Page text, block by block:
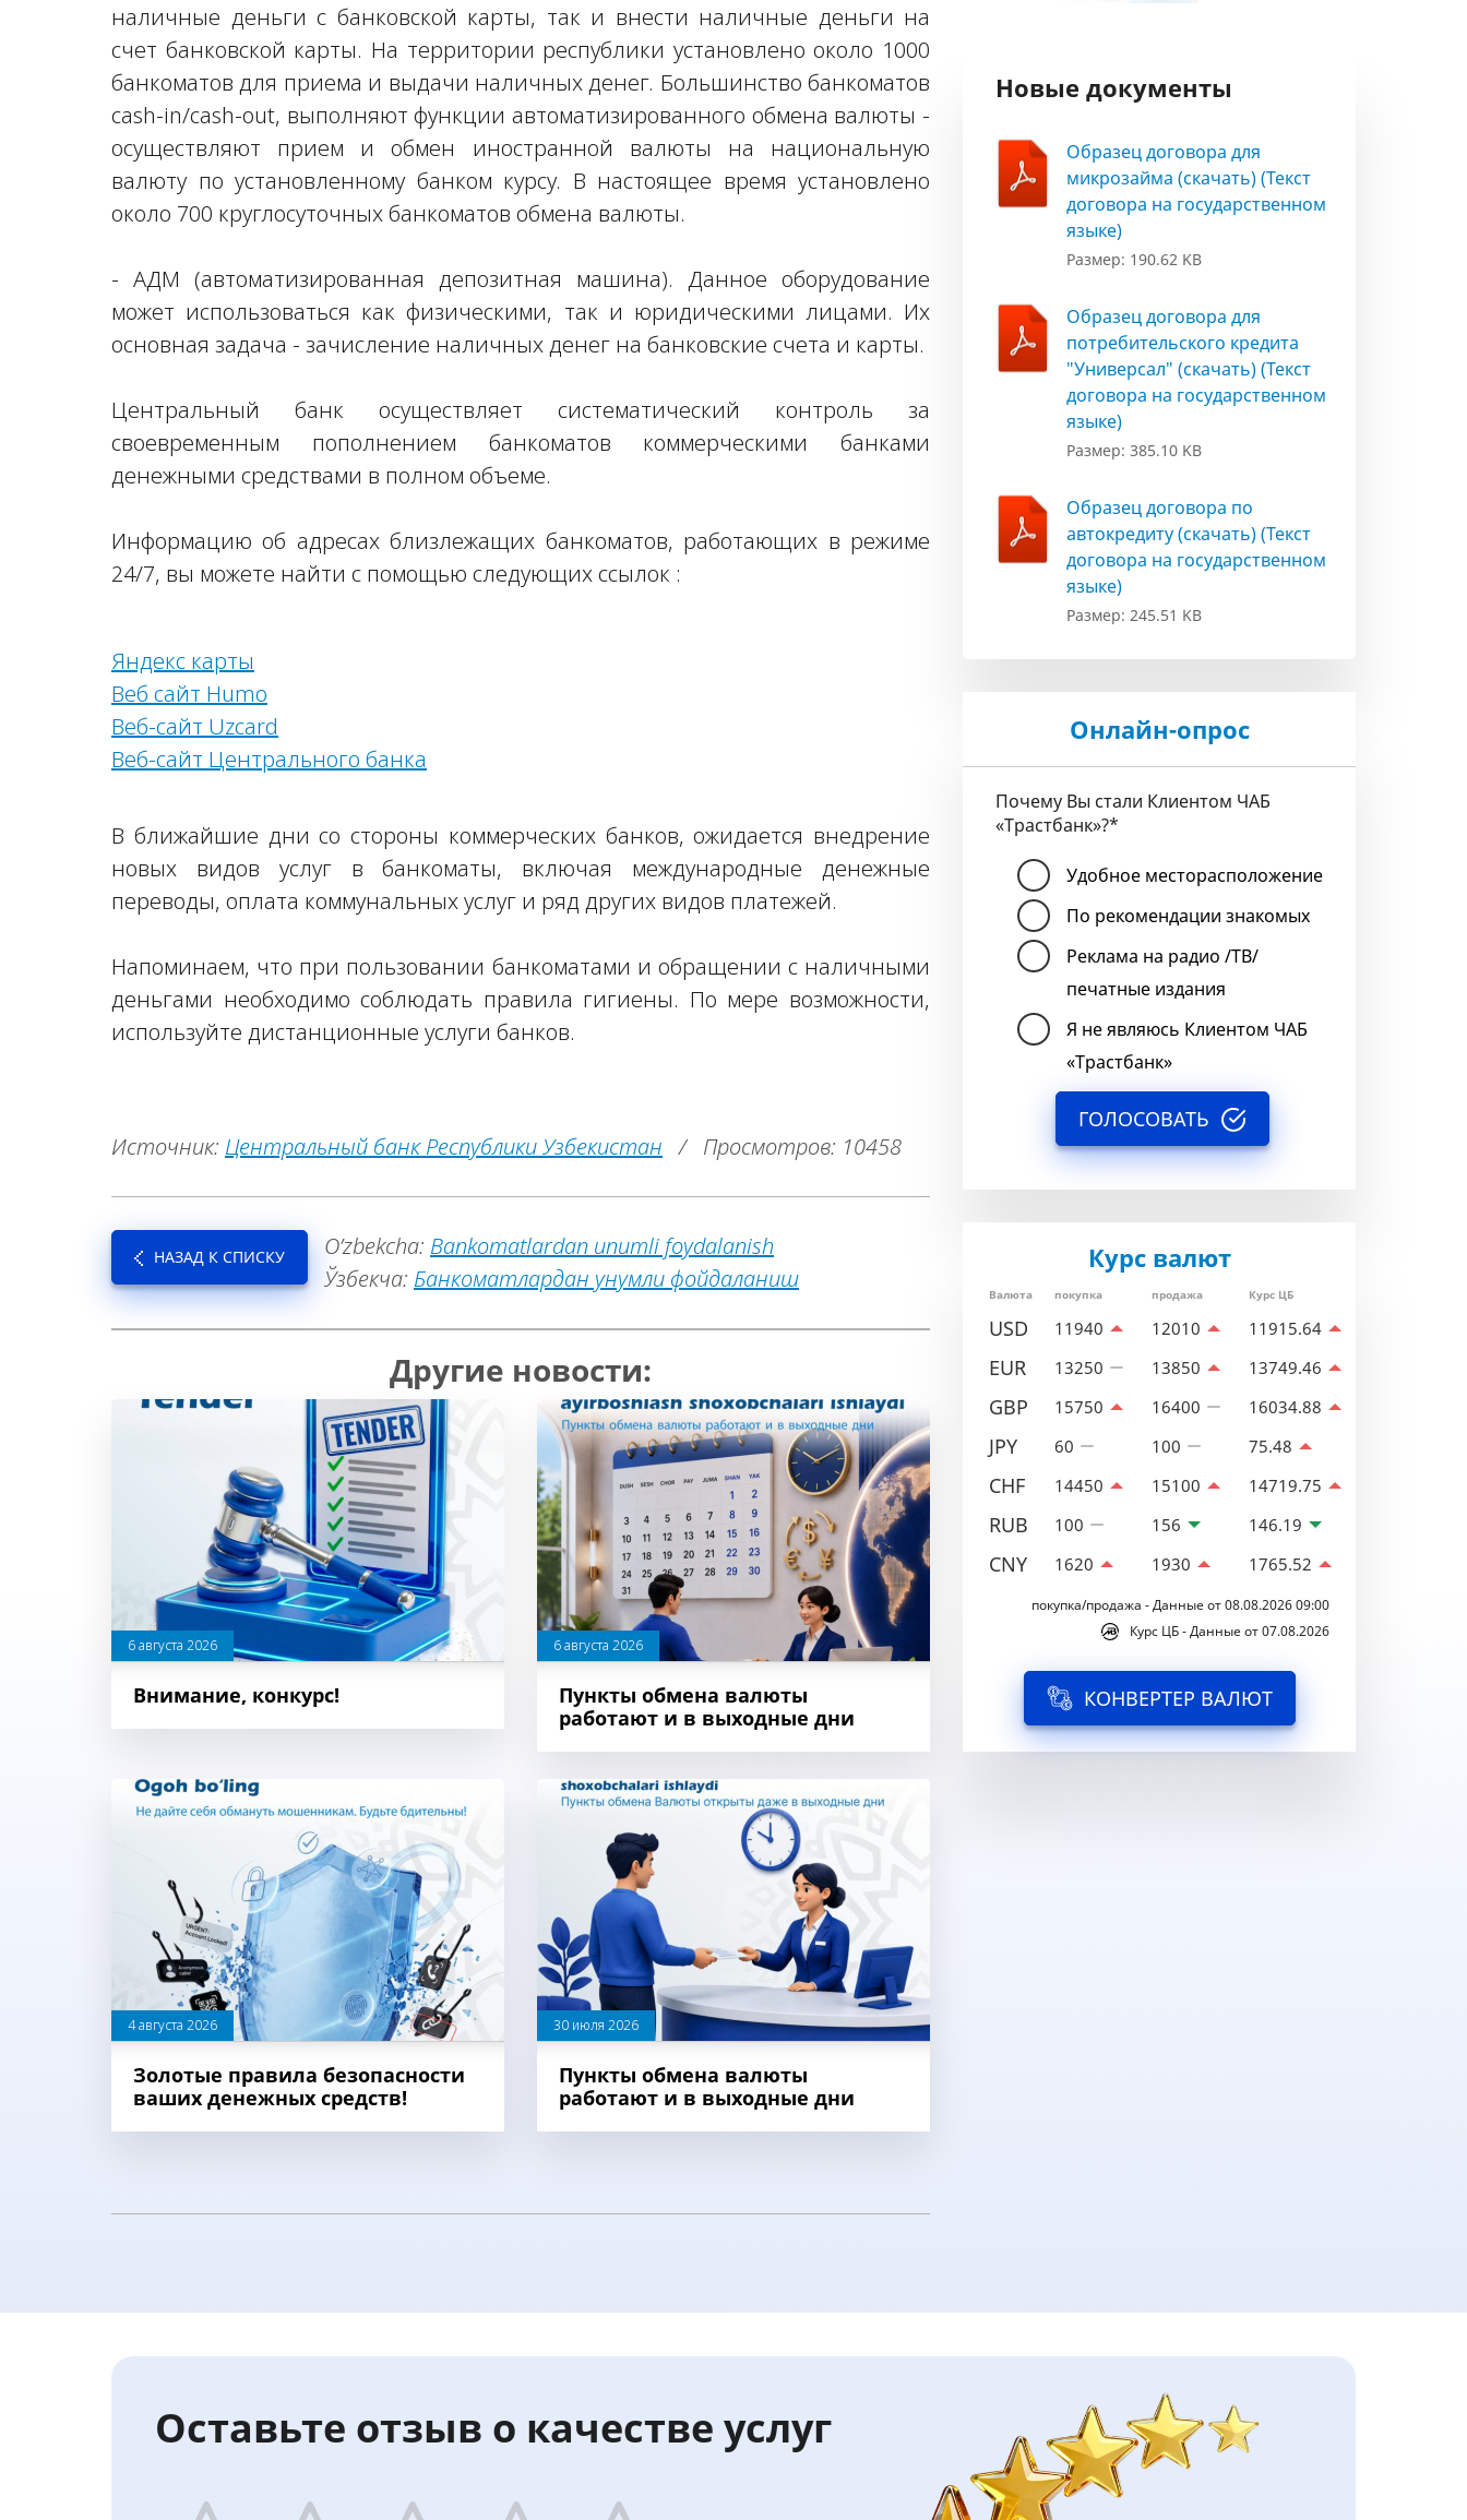
наличные деньги с банковской карты, так и внести наличные деньги на
счет банковской карты. На территории республики установлено около 1000
банкоматов для приема и выдачи наличных денег. Большинство банкоматов
сash-in/сash-out, выполняют функции автоматизированного обмена валюты -
осуществляют прием и обмен иностранной валюты на национальную
валюту по установленному банком курсу. В настоящее время установлено
около 700 круглосуточных банкоматов обмена валюты.
- АДМ (автоматизированная депозитная машина). Данное оборудование
может использоваться как физическими, так и юридическими лицами. Их
основная задача - зачисление наличных денег на банковские счета и карты.
Центральный банк осуществляет систематический контроль за
своевременным пополнением банкоматов коммерческими банками
денежными средствами в полном объеме.
Информацию об адресах близлежащих банкоматов, работающих в режиме
24/7, вы можете найти с помощью следующих ссылок :
Яндекс карты
Веб сайт Humo
Веб-сайт Uzcard
Веб-сайт Центрального банка
В ближайшие дни со стороны коммерческих банков, ожидается внедрение
новых видов услуг в банкоматы, включая международные денежные
переводы, оплата коммунальных услуг и ряд других видов платежей.
Напоминаем, что при пользовании банкоматами и обращении с наличными
деньгами необходимо соблюдать правила гигиены. По мере возможности,
используйте дистанционные услуги банков.
Источник: Центральный банк Республики Узбекистан / Просмотров: 10458
НАЗАД К СПИСКУ O’zbekcha: Bankomatlardan unumli foydalanish
Ўзбекча: Банкоматлардан унумли фойдаланиш
Другие новости:
6 августа 2026
Внимание, конкурс!
6 августа 2026
Пункты обмена валюты
работают и в выходные дни
4 августа 2026
Золотые правила безопасности
ваших денежных средств!
30 июля 2026
Пункты обмена валюты
работают и в выходные дни
Новые документы
Образец договора для
микрозайма (скачать) (Текст
договора на государственном
языке)
Размер: 190.62 KB
Образец договора для
потребительского кредита
"Универсал" (скачать) (Текст
договора на государственном
языке)
Размер: 385.10 KB
Образец договора по
автокредиту (скачать) (Текст
договора на государственном
языке)
Размер: 245.51 KB
Онлайн-опрос
Почему Вы стали Клиентом ЧАБ
«Трастбанк»?*
Удобное месторасположение
По рекомендации знакомых
Реклама на радио /ТВ/
печатные издания
Я не являюсь Клиентом ЧАБ
«Трастбанк»
ГОЛОСОВАТЬ
Курс валют
Валюта покупка продажа Курс ЦБ
USD 11940 12010 11915.64
EUR 13250 13850 13749.46
GBP 15750 16400 16034.88
JPY 60 100 75.48
CHF 14450 15100 14719.75
RUB 100 156 146.19
CNY 1620 1930 1765.52
покупка/продажа - Данные от 08.08.2026 09:00
Курс ЦБ - Данные от 07.08.2026
КОНВЕРТЕР ВАЛЮТ
Оставьте отзыв о качестве услуг